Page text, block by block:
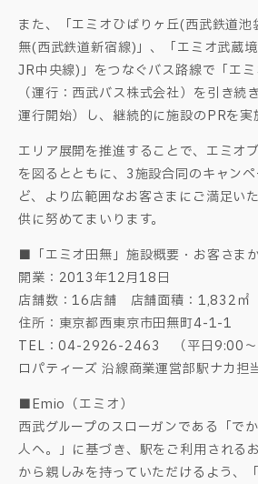
また、「エミオひばりヶ丘(西武鉄道
無(西武鉄道新宿線)」、「エミオ武蔵
JR中央線)」をつなぐバス路線で「エミ
（運行：西武バス株式会社）を引き
運行開始）し、継続的に施設のPRを実
エリア展開を推進することで、エミオ
を図るとともに、3施設合同のキャン
ど、より広範囲なお客さまにご満足い
供に努めてまいります。
■「エミオ田無」施設概要・お客さま
開業：2013年12月18日
店舗数：16店舗 店舗面積：1,832㎡
住所：東京都西東京市田無町4-1-1
TEL：04-2926-2463 （平日9:00
ロパティーズ 沿線商業運営部駅ナカ担
■Emio（エミオ）
西武グループのスローガンである「で
人へ。」に基づき、駅をご利用される
から親しみを持っていただけるよう、